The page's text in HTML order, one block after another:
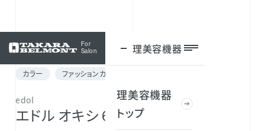
For
Salon
理美容機器
理美容機器
トップ
ログイン
カラー ファッションカラー
edol
エドル オキシ 6％